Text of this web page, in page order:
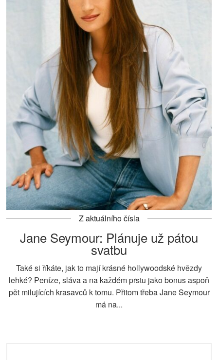
Z aktuálního čísla
Jane Seymour: Plánuje už pátou
svatbu
Také si říkáte, jak to mají krásné hollywoodské hvězdy
lehké? Peníze, sláva a na každém prstu jako bonus aspoň
pět milujících krasavců k tomu. Přitom třeba Jane Seymour
má na...